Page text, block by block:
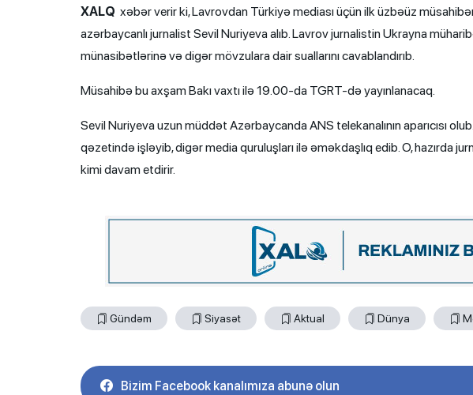
XALQ xəbər verir ki, Lavrovdan Türkiyə mediası üçün ilk üzbəüz
azərbaycanlı jurnalist Sevil Nuriyeva alıb. Lavrov jurnalistin Ukrayna
münasibətlərinə və digər mövzulara dair suallarını cavablandırıb.
Müsahibə bu axşam Bakı vaxtı ilə 19.00-da TGRT-də yayınlanacaq.
Sevil Nuriyeva uzun müddət Azərbaycanda ANS telekanalının aparıcısı
qəzetində işləyib, digər media quruluşları ilə əməkdaşlıq edib. O, hazırda
kimi davam etdirir.
Gündəm Siyasət Aktual Dünya
Bizim Facebook kanalımıza abunə olun